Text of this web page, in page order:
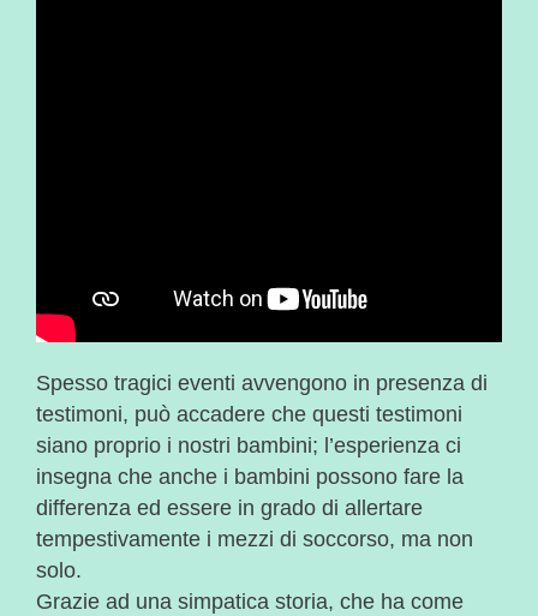
Spesso tragici eventi avvengono in presenza di
testimoni, può accadere che questi testimoni
siano proprio i nostri bambini; l’esperienza ci
insegna che anche i bambini possono fare la
differenza ed essere in grado di allertare
tempestivamente i mezzi di soccorso, ma non
solo.
Grazie ad una simpatica storia, che ha come